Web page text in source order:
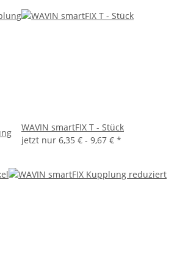
WAVIN smartFIX T - Stück
jetzt nur 6,35 € - 9,67 € *